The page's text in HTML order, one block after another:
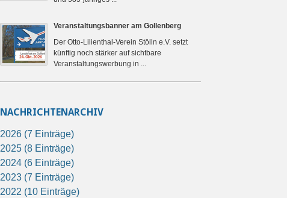
Veranstaltungsbanner am Gollenberg
Der Otto-Lilienthal-Verein Stölln e.V. setzt
künftig noch stärker auf sichtbare
Veranstaltungswerbung in ...
NACHRICHTENARCHIV
2026 (7 Einträge)
2025 (8 Einträge)
2024 (6 Einträge)
2023 (7 Einträge)
2022 (10 Einträge)